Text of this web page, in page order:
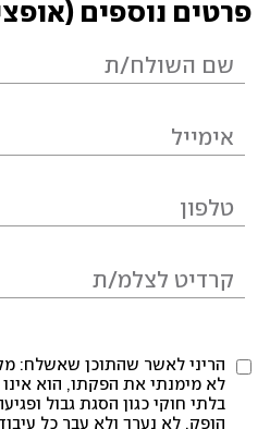
פרטים נוספים
הריני לאשר שהתוכן שאשלח:
לא מימנתי את הפקתו, הוא
בלתי חוקי כגון הסגת גבול
הופק, לא נערך ולא עבר כל